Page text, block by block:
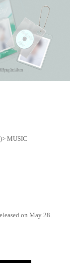
MUSIC
on May 28.